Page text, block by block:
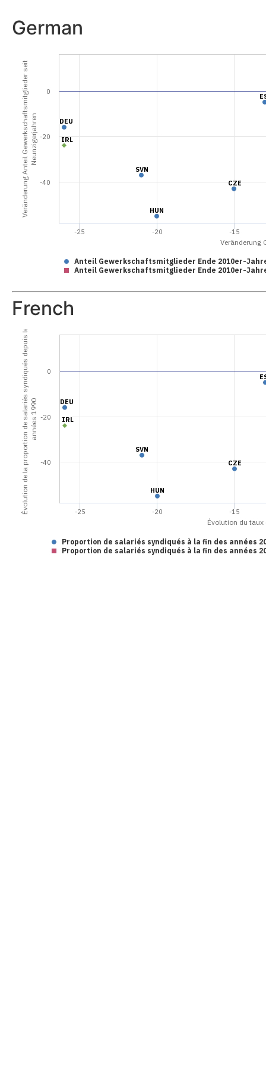
German
Veränderung
Veränderung Anteil Gewerkschaftsmitglieder seitNeunzigerjahren DEU
DEU
CZE
CZE
HUN
HUN
SVN
SVN
IRL
IRL
Anteil Gewerkschaftsmitglieder Ende 2010er-
Anteil Gewerkschaftsmitglieder Ende 2010er-
-25 -20 -15
-40
-20
0
French
Évolution du taux
Évolution de la proportion de salariés syndiqués depuis lesannées 1990 DEU
DEU
CZE
CZE
HUN
HUN
SVN
SVN
IRL
IRL
Proportion de salariés syndiqués à la fin des années
Proportion de salariés syndiqués à la fin des années
-25 -20 -15
-40
-20
0